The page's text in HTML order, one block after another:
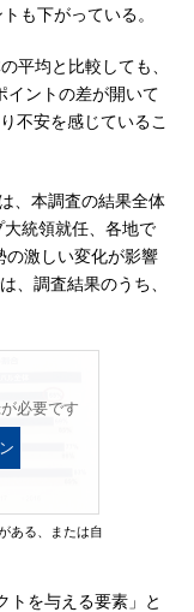
も下がっている。
平均と比較しても、
ントの差が開いて
不安を感じているこ
、本調査の結果全体
統領就任、各地で
の激しい変化が影響
、調査結果のうち、
必要です
ある、または自
を与える要素」と